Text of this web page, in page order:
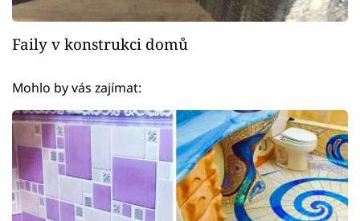
Faily v konstrukci domů
Mohlo by vás zajímat: